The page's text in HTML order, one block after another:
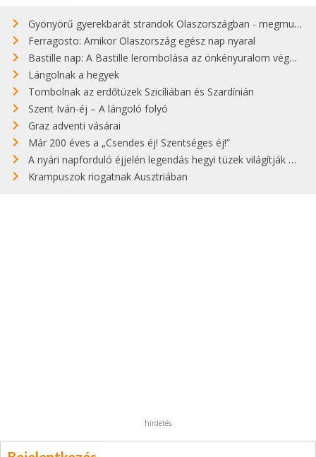
Gyönyörű gyerekbarát strandok Olaszországban - megmutatjuk a 15 legjobbat
Ferragosto: Amikor Olaszország egész nap nyaral
Bastille nap: A Bastille lerombolása az önkényuralom végét jelentette
Lángolnak a hegyek
Tombolnak az erdőtüzek Szicíliában és Szardínián
Szent Iván-éj – A lángoló folyó
Graz adventi vásárai
Már 200 éves a „Csendes éj! Szentséges éj!”
A nyári napforduló éjjelén legendás hegyi tüzek világítják meg Zugspitzét
Krampuszok riogatnak Ausztriában
hirdetés